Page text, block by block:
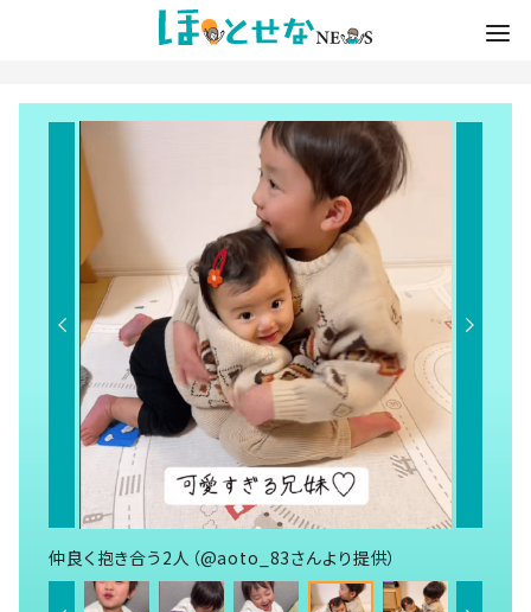
仲良く抱き合う2人（@aoto_83さんより提供）